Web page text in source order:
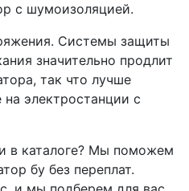
с шумоизоляцией.
Системы защиты
значительно продлит
так что лучше
электростанции с
в каталоге? Мы поможем
бу без переплат.